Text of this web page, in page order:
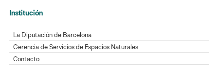
Institución
La Diputación de Barcelona
Gerencia de Servicios de Espacios Naturales
Contacto